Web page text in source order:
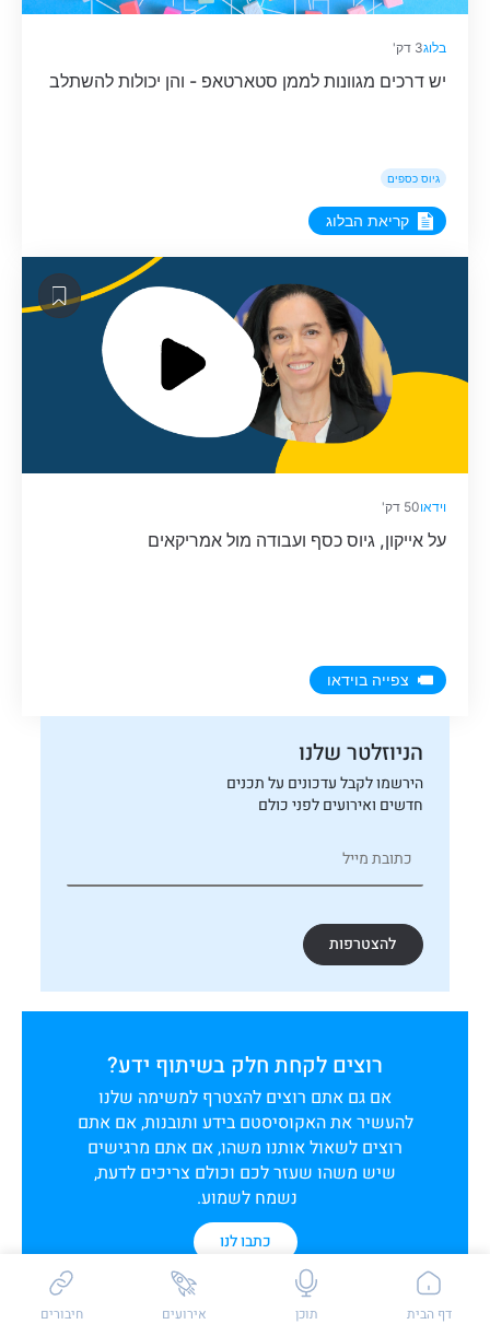
בלוג3 דק'
יש דרכים מגוונות לממן סטארטאפ - והן יכולות להשתלב
גיוס כספים
קריאת הבלוג
וידאו50 דק'
על אייקון, גיוס כסף ועבודה מול אמריקאים
צפייה בוידאו
הניוזלטר שלנו
הירשמו לקבל עדכונים על תכנים
חדשים ואירועים לפני כולם
להצטרפות
רוצים לקחת חלק בשיתוף ידע?
אם גם אתם רוצים להצטרף למשימה שלנו
להעשיר את האקוסיסטם בידע ותובנות, אם אתם
רוצים לשאול אותנו משהו, אם אתם מרגישים
שיש משהו שעזר לכם וכולם צריכים לדעת,
נשמח לשמוע.
כתבו לנו
שאלות / פידבק
דף הבית תוכן אירועים חיבורים